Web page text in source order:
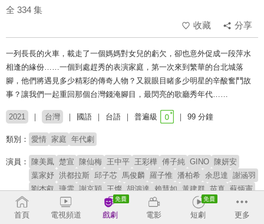
全 334 集
收藏
分享
一列長長的火車，載走了一個媽媽對女兒的虧欠，卻也意外促成一段萍水
相逢的緣份……一個到處趕秀的表演家庭，第一次來到繁華的台北城落
腳，他們將遇見多少精彩的傳奇人物？又親眼目睹多少明星的辛酸奮鬥故
事？讓我們一起重回那個台灣錢淹腳目，最閃亮的歌廳秀年代……
2021 台灣 國語 台語 普遍級 99 分鐘
類別： 愛情 家庭 年代劇
演員： 陳美鳳 楚宣 陳仙梅 王中平 王彩樺 傅子純 GINO 陳妍安
葉家妤 洪都拉斯 邱子芯 馬俊麟 羅子惟 潘柏希 余思達 謝涵羽
劉杰叡 瑭霏 謝京穎 王燦 胡鴻達 賴慧如 黃建群 苗真 蘇炳憲
岳虹 霍正奇 張瓊姿 張哲豪 龍天翔
首頁 電視頻道 戲劇 電影 短劇 更多